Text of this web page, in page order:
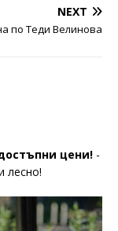
NEXT
по Теди Велинова
цени! -
лесно!